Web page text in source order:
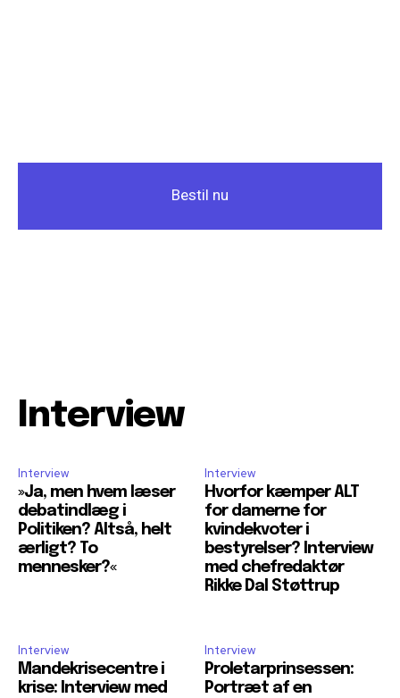
Bestil nu
Interview
Interview
»Ja, men hvem læser
debatindlæg i
Politiken? Altså, helt
ærligt? To
mennesker?«
Interview
Hvorfor kæmper ALT
for damerne for
kvindekvoter i
bestyrelser? Interview
med chefredaktør
Rikke Dal Støttrup
Interview
Mandekrisecentre i
krise: Interview med
Interview
Proletarprinsessen:
Portræt af en